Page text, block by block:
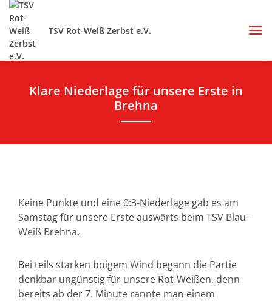
TSV Rot-Weiß Zerbst e.V.
Klare Niederlage für unsere Erste in
Brehna
Keine Punkte und eine 0:3-Niederlage gab es am
Samstag für unsere Erste auswärts beim TSV Blau-
Weiß Brehna.
Bei teils starken böigem Wind begann die Partie
denkbar ungünstig für unsere Rot-Weißen, denn
bereits ab der 7. Minute rannte man einem